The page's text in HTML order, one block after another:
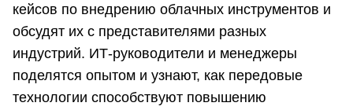
кейсов по внедрению облачных инструментов и
обсудят их с представителями разных
индустрий. ИТ-руководители и менеджеры
поделятся опытом и узнают, как передовые
технологии способствуют повышению